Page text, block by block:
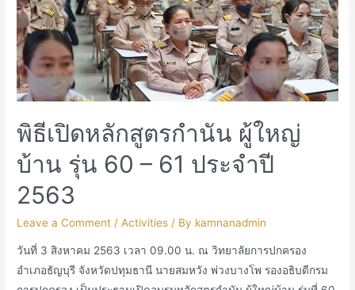
พิธีเปิดหลักสูตรกำนัน ผู้ใหญ่
บ้าน รุ่น 60 – 61 ประจำปี
2563
Leave a Comment /Activities / By kamnanadmin
วันที่ 3 สิงหาคม 2563 เวลา 09.00 น. ณ วิทยาลัยการปกครอง
อำเภอธัญบุรี จังหวัดปทุมธานี นายสมหวัง พ่วงบางโพ รองอธิบดีกรม